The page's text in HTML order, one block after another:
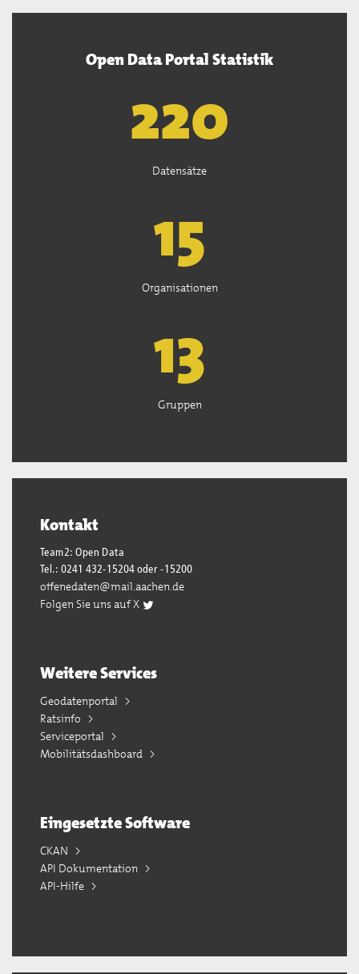
Open Data Portal Statistik
221
Datensätze
15
Organisationen
13
Gruppen
Kontakt
Team2: Open Data
Tel.: 0241 432-15204 oder -15200
offenedaten@mail.aachen.de
Folgen Sie uns auf X
Weitere Services
Geodatenportal
Ratsinfo
Serviceportal
Mobilitätsdashboard
Eingesetzte Software
CKAN
API Dokumentation
API-Hilfe